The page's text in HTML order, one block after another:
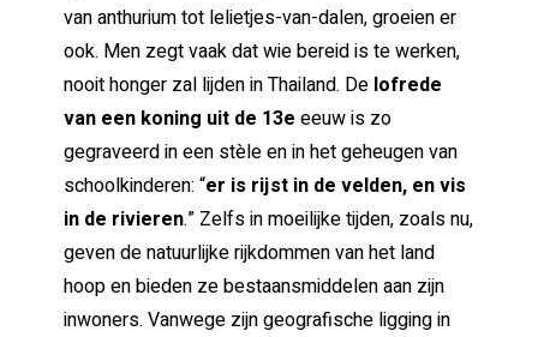
van anthurium tot lelietjes-van-dalen, groeien er
ook. Men zegt vaak dat wie bereid is te werken,
nooit honger zal lijden in Thailand. De lofrede
van een koning uit de 13e eeuw is zo
gegraveerd in een stèle en in het geheugen van
schoolkinderen: “er is rijst in de velden, en vis
in de rivieren.” Zelfs in moeilijke tijden, zoals nu,
geven de natuurlijke rijkdommen van het land
hoop en bieden ze bestaansmiddelen aan zijn
inwoners. Vanwege zijn geografische ligging in